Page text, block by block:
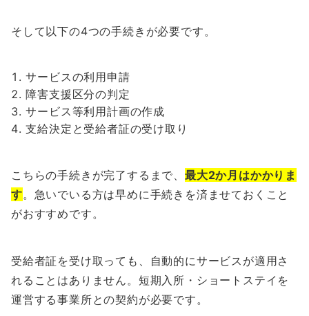
そして以下の4つの手続きが必要です。
サービスの利用申請
障害支援区分の判定
サービス等利用計画の作成
支給決定と受給者証の受け取り
こちらの手続きが完了するまで、 最大2か月はかかりま
す。急いでいる方は早めに手続きを済ませておくこと
がおすすめです。
受給者証を受け取っても、自動的にサービスが適用さ
れることはありません。短期入所・ショートステイを
運営する事業所との契約が必要です。